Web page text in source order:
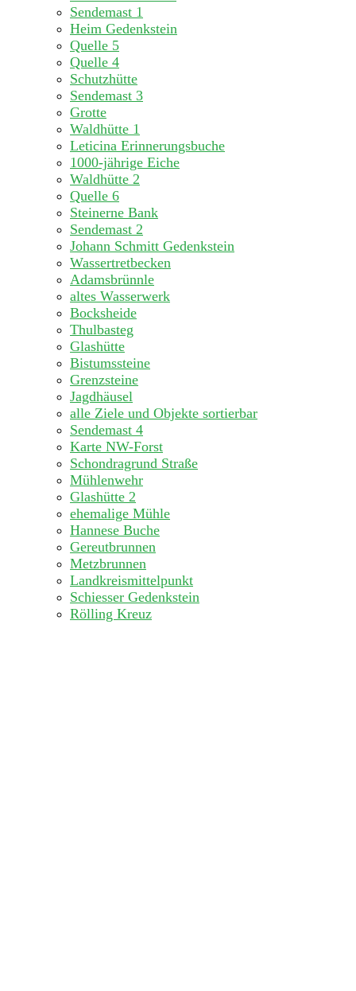
Sendemast 1
Heim Gedenkstein
Quelle 5
Quelle 4
Schutzhütte
Sendemast 3
Grotte
Waldhütte 1
Leticina Erinnerungsbuche
1000-jährige Eiche
Waldhütte 2
Quelle 6
Steinerne Bank
Sendemast 2
Johann Schmitt Gedenkstein
Wassertretbecken
Adamsbrünnle
altes Wasserwerk
Bocksheide
Thulbasteg
Glashütte
Bistumssteine
Grenzsteine
Jagdhäusel
alle Ziele und Objekte sortierbar
Sendemast 4
Karte NW-Forst
Schondragrund Straße
Mühlenwehr
Glashütte 2
ehemalige Mühle
Hannese Buche
Gereutbrunnen
Metzbrunnen
Landkreismittelpunkt
Schiesser Gedenkstein
Rölling Kreuz